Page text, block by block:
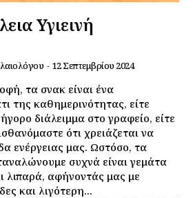
Υγιεινή
- 12 Σεπτεμβρίου 2024
τα σνακ είναι ένα
της καθημερινότητας, είτε
διάλειμμα στο γραφείο, είτε
ότι χρειάζεται να
ενέργειας μας. Ωστόσο, τα
συχνά είναι γεμάτα
λιπαρά, αφήνοντάς μας με
και λιγότερη...